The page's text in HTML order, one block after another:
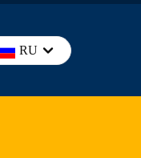
RU